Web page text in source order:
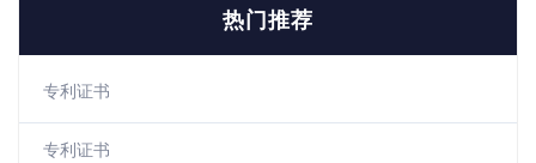
热门推荐
专利证书
专利证书